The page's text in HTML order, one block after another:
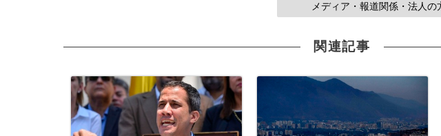
メディア・報道関係・法人
関連記事